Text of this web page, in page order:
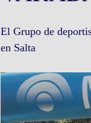
El Grupo de
en Salta